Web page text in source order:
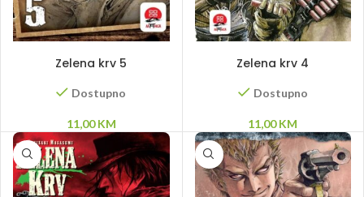
Zelena krv 5
Dostupno
11,00KM
Zelena krv 4
Dostupno
11,00KM